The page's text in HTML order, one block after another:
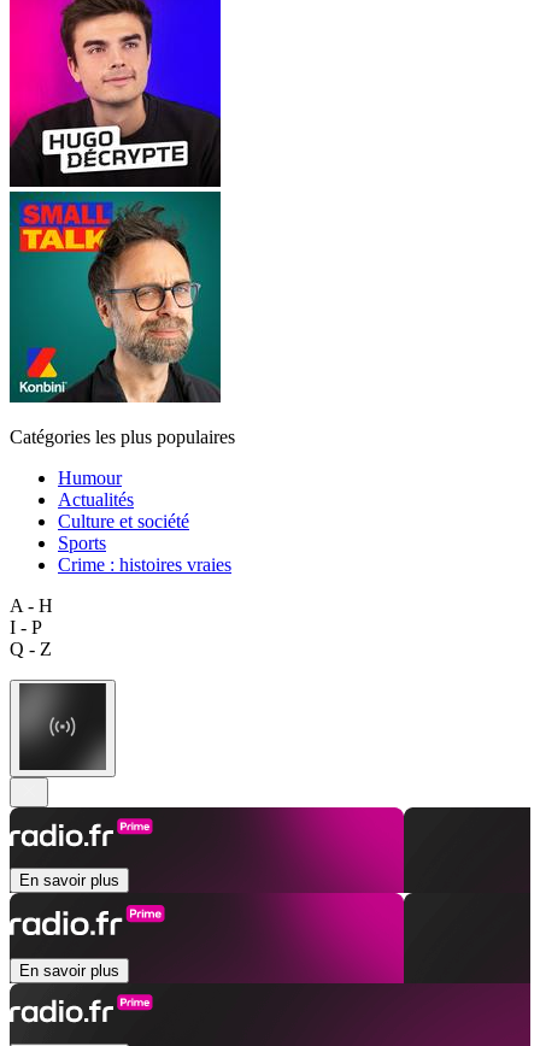
Catégories les plus populaires
Humour
Actualités
Culture et société
Sports
Crime : histoires vraies
A - H
I - P
Q - Z
En savoir plus
En savoir plus